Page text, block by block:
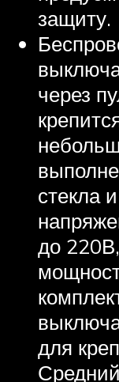
защиту.
через
стекла
до
для